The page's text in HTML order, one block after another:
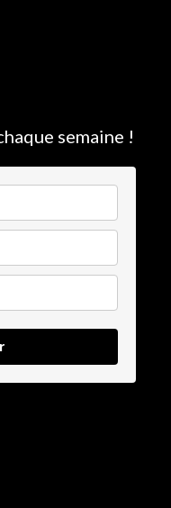
semaine !